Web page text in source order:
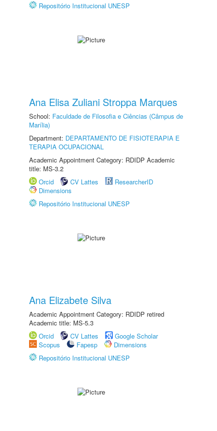
Repositório Institucional UNESP
Ana Elisa Zuliani Stroppa Marques
School: Faculdade de Filosofia e Ciências (Câmpus de
Marília)
Department: DEPARTAMENTO DE FISIOTERAPIA E
TERAPIA OCUPACIONAL
Academic Appointment Category: RDIDP Academic
title: MS-3.2
Orcid
CV Lattes
ResearcherID
Dimensions
Repositório Institucional UNESP
Ana Elizabete Silva
Academic Appointment Category: RDIDP retired
Academic title: MS-5.3
Orcid
CV Lattes
Google Scholar
Scopus
Fapesp
Dimensions
Repositório Institucional UNESP